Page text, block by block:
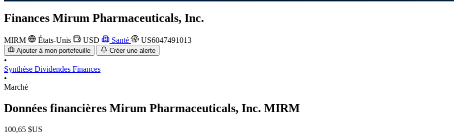
Finances Mirum Pharmaceuticals, Inc.
MIRM États-Unis USD Santé US6047491013
Ajouter à mon portefeuille Créer une alerte
•
Synthèse Dividendes Finances
•
Marché
Données financières Mirum Pharmaceuticals, Inc. MIRM
100,65 $US